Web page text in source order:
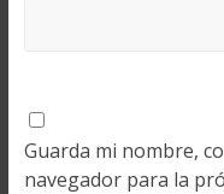
Guarda mi nombre,
navegador para la